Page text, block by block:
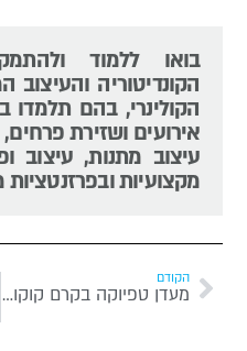
בואו ללמוד
הקונדיטוריה והעיצוב
הקולינרי, בהם תלמדו
אירועים ושזירת פרחים,
עיצוב מתנות, עיצוב
מקצועיות ובפרזנטציות
הקודם
מעדן טפיוקה בקרם קוקוס ופירות טרופי